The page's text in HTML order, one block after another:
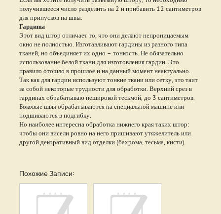
получившееся число разделить на 2 и прибавить 12 сантиметров
для припусков на швы.
Гардины
Этот вид штор отличает то, что они делают непроницаемым
окно не полностью. Изготавливают гардины из разного типа
тканей, но объединяет их одно – тонкость. Не обязательно
использование белой ткани для изготовления гардин. Это
правило отошло в прошлое и на данный момент неактуально.
Так как для гардин используют тонкие ткани или сетку, это таит
за собой некоторые трудности для обработки. Верхний срез в
гардинах обрабатываю неширокой тесьмой, до 3 сантиметров.
Боковые швы обрабатываются на специальной машине или
подшиваются в подгибку.
Но наиболее интересна обработка нижнего края таких штор:
чтобы они висели ровно на него пришивают утяжелитель или
другой декоративный вид отделки (бахрома, тесьма, кисти).
Похожие Записи: